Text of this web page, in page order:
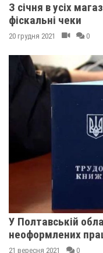
З січня в усіх
фіскальні чеки
20 грудня 2021 0
У Полтавській
неоформлених
21 вересня 2021 0